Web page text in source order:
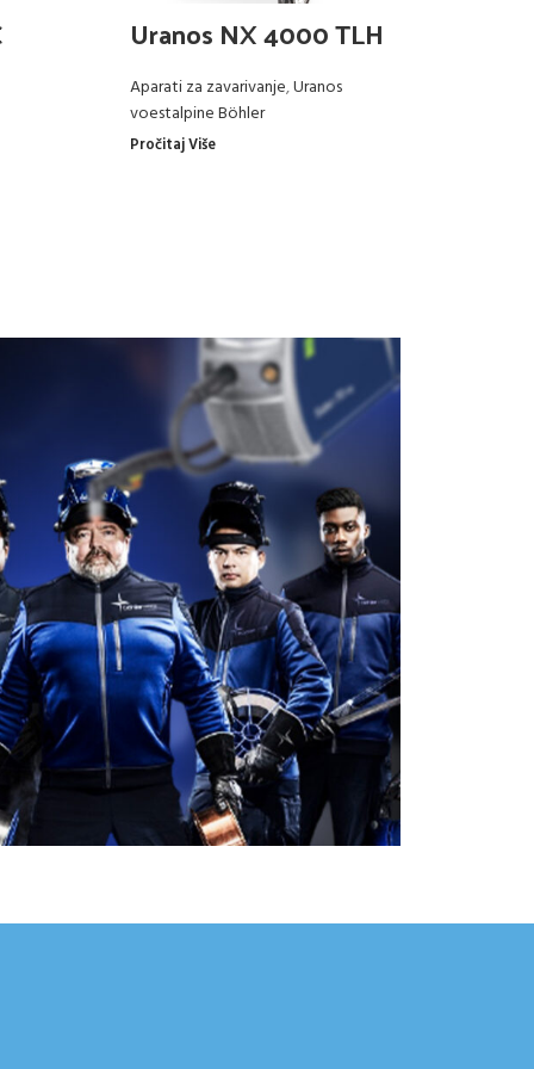
Uranos NX 4000 TLH
Aparati za zavarivanje,Uranos
voestalpine Böhler
Pročitaj Više